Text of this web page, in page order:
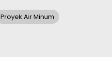
Proyek Air Minum